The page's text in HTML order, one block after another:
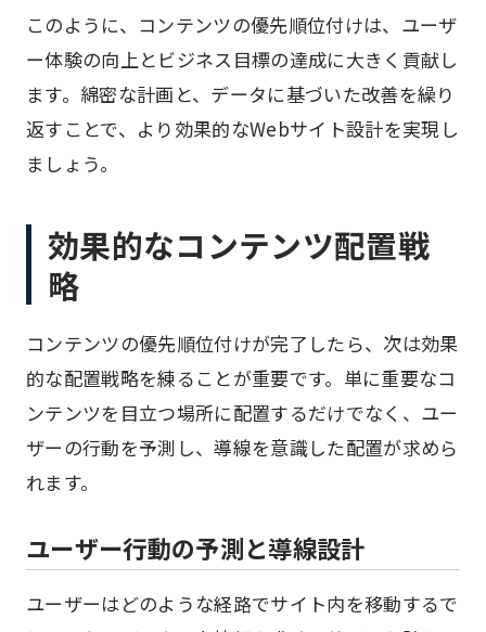
このように、コンテンツの優先順位付けは、ユーザ
ー体験の向上とビジネス目標の達成に大きく貢献し
ます。綿密な計画と、データに基づいた改善を繰り
返すことで、より効果的なWebサイト設計を実現し
ましょう。
効果的なコンテンツ配置戦
略
コンテンツの優先順位付けが完了したら、次は効果
的な配置戦略を練ることが重要です。単に重要なコ
ンテンツを目立つ場所に配置するだけでなく、ユー
ザーの行動を予測し、導線を意識した配置が求めら
れます。
ユーザー行動の予測と導線設計
ユーザーはどのような経路でサイト内を移動するで